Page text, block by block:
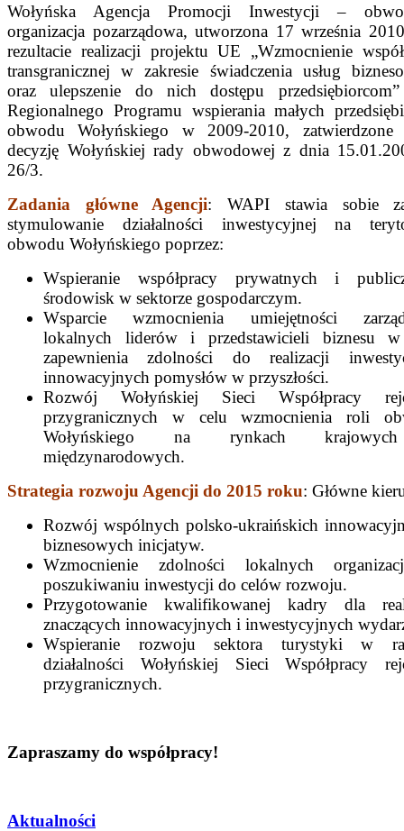
Wołyńska Agencja Promocji Inwestycji –
organizacja pozarządowa, utworzona 17 września
rezultacie realizacji projektu UE „Wzmocnienie
transgranicznej w zakresie świadczenia usług
oraz ulepszenie do nich dostępu
Regionalnego Programu wspierania małych
obwodu Wołyńskiego w 2009-2010, zatwierdzone
decyzję Wołyńskiej rady obwodowej z dnia
26/3.
Zadania główne Agencji: WAPI stawia sobie
stymulowanie działalności inwestycyjnej na
obwodu Wołyńskiego poprzez:
Wspieranie współpracy prywatnych i
środowisk w sektorze gospodarczym.
Wsparcie wzmocnienia umiejętności
lokalnych liderów i przedstawicieli biznesu
zapewnienia zdolności do realizacji
innowacyjnych pomysłów w przyszłości.
Rozwój Wołyńskiej Sieci Współpracy
przygranicznych w celu wzmocnienia roli
Wołyńskiego na rynkach
międzynarodowych.
Strategia rozwoju Agencji do 2015 roku: Główne
Rozwój wspólnych polsko-ukraińskich
biznesowych inicjatyw.
Wzmocnienie zdolności lokalnych
poszukiwaniu inwestycji do celów rozwoju.
Przygotowanie kwalifikowanej kadry dla
znaczących innowacyjnych i inwestycyjnych
Wspieranie rozwoju sektora turystyki w
działalności Wołyńskiej Sieci Współpracy
przygranicznych.
Zapraszamy do współpracy!
Aktualności